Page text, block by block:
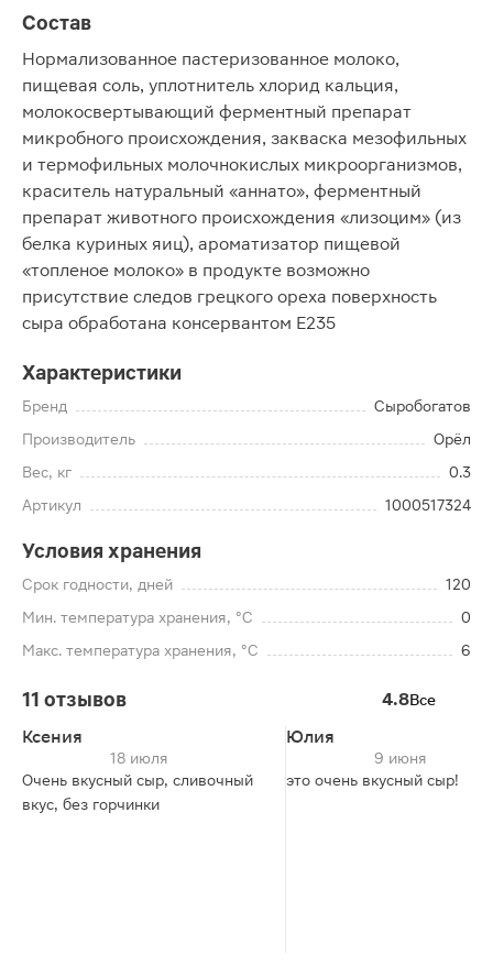
Состав
Нормализованное пастеризованное молоко,
пищевая соль, уплотнитель хлорид кальция,
молокосвертывающий ферментный препарат
микробного происхождения, закваска мезофильных
и термофильных молочнокислых микроорганизмов,
краситель натуральный «аннато», ферментный
препарат животного происхождения «лизоцим» (из
белка куриных яиц), ароматизатор пищевой
«топленое молоко» в продукте возможно
присутствие следов грецкого ореха поверхность
сыра обработана консервантом Е235
Характеристики
Бренд
Сыробогатов
Производитель
Орёл
Вес, кг
0.3
Артикул
1000517324
Условия хранения
Срок годности, дней
120
Мин. температура хранения, °C
0
Макс. температура хранения, °C
6
11 отзывов 4.8Все
Ксения
18 июля
Очень вкусный сыр, сливочный
вкус, без горчинки
Юлия
9 июня
это очень вкусный сыр!